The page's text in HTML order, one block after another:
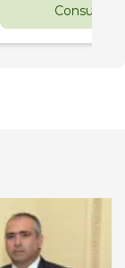
Consultar